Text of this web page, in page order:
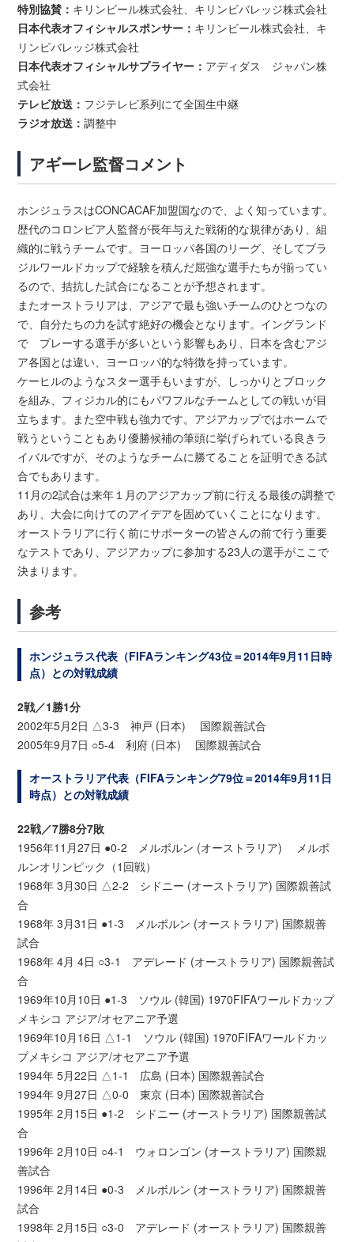
特別協賛： キリンビール株式会社、キリンビバレッジ株式会社
日本代表オフィシャルスポンサー： キリンビール株式会社、キ
リンビバレッジ株式会社
日本代表オフィシャルサプライヤー： アディダス ジャパン株
式会社
テレビ放送： フジテレビ系列にて全国生中継
ラジオ放送：調整中
アギーレ監督コメント
ホンジュラスはCONCACAF加盟国なので、よく知っています。
歴代のコロンビア人監督が長年与えた戦術的な規律があり、組
織的に戦うチームです。ヨーロッパ各国のリーグ、そしてブラ
ジルワールドカップで経験を積んだ屈強な選手たちが揃ってい
るので、拮抗した試合になることが予想されます。
またオーストラリアは、アジアで最も強いチームのひとつなの
で、自分たちの力を試す絶好の機会となります。イングランド
で プレーする選手が多いという影響もあり、日本を含むアジ
ア各国とは違い、ヨーロッパ的な特徴を持っています。
ケーヒルのようなスター選手もいますが、しっかりとブロック
を組み、フィジカル的にもパワフルなチームとしての戦いが目
立ちます。また空中戦も強力です。アジアカップではホームで
戦うということもあり優勝候補の筆頭に挙げられている良きラ
イバルですが、そのようなチームに勝てることを証明できる試
合でもあります。
11月の2試合は来年１月のアジアカップ前に行える最後の調整で
あり、大会に向けてのアイデアを固めていくことになります。
オーストラリアに行く前にサポーターの皆さんの前で行う重要
なテストであり、アジアカップに参加する23人の選手がここで
決まります。
参考
ホンジュラス代表（FIFAランキング43位＝2014年9月11日時
点）との対戦成績
2戦／1勝1分
2002年5月2日 △3-3 神戸 (日本) 国際親善試合
2005年9月7日 ○5-4 利府 (日本) 国際親善試合
オーストラリア代表（FIFAランキング79位＝2014年9月11日
時点）との対戦成績
22戦／7勝8分7敗
1956年11月27日 ●0-2 メルボルン (オーストラリア) メルボ
ルンオリンピック（1回戦）
1968年 3月30日 △2-2 シドニー (オーストラリア) 国際親善試
合
1968年 3月31日 ●1-3 メルボルン (オーストラリア) 国際親善
試合
1968年 4月 4日 ○3-1 アデレード (オーストラリア) 国際親善試
合
1969年10月10日 ●1-3 ソウル (韓国) 1970FIFAワールドカップ
メキシコ アジア/オセアニア予選
1969年10月16日 △1-1 ソウル (韓国) 1970FIFAワールドカッ
プメキシコ アジア/オセアニア予選
1994年 5月22日 △1-1 広島 (日本) 国際親善試合
1994年 9月27日 △0-0 東京 (日本) 国際親善試合
1995年 2月15日 ●1-2 シドニー (オーストラリア) 国際親善試
合
1996年 2月10日 ○4-1 ウォロンゴン (オーストラリア) 国際親
善試合
1996年 2月14日 ●0-3 メルボルン (オーストラリア) 国際親善
試合
1998年 2月15日 ○3-0 アデレード (オーストラリア) 国際親善